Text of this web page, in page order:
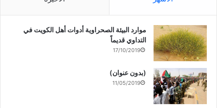
موارد البيئة الصحراوية أدوات أهل الكويت في
التداوي قديماً
17/10/2019
(بدون عنوان)
11/05/2019